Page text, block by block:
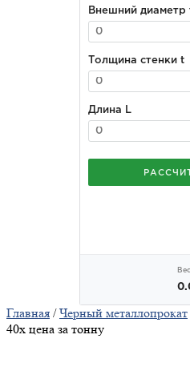
Главная /Черный металлопрокат
40х цена за тонну